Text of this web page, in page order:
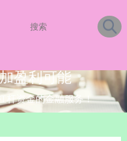
盈利可能
杆资金的金融服务！